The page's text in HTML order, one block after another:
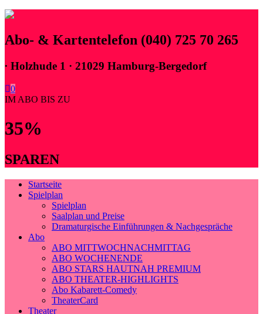
Abo- & Kartentelefon (040) 725 70 265
∙ Holzhude 1 · 21029 Hamburg-Bergedorf
0
IM ABO BIS ZU
35%
SPAREN
Startseite
Spielplan
Spielplan
Saalplan und Preise
Dramaturgische Einführungen & Nachgespräche
Abo
ABO MITTWOCHNACHMITTAG
ABO WOCHENENDE
ABO STARS HAUTNAH PREMIUM
ABO THEATER-HIGHLIGHTS
Abo Kabarett-Comedy
TheaterCard
Theater